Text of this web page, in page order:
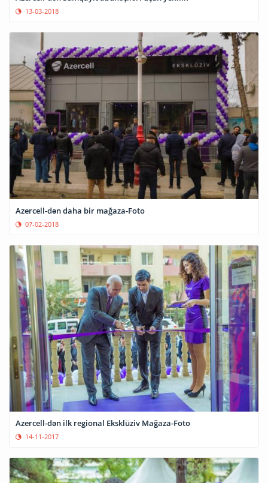
13-03-2018
Azercell-dən daha bir mağaza-Foto
07-02-2018
Azercell-dən ilk regional Eksklüziv Mağaza-Foto
14-11-2017